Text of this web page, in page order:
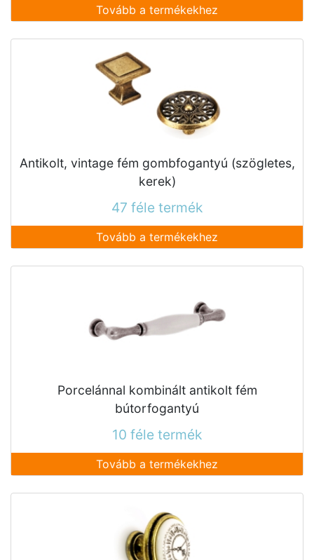
Tovább a termékekhez
Antikolt, vintage fém gombfogantyú (szögletes,
kerek)
47 féle termék
Tovább a termékekhez
Porcelánnal kombinált antikolt fém
bútorfogantyú
10 féle termék
Tovább a termékekhez